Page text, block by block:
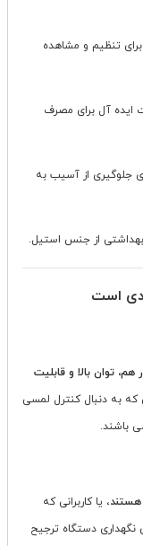
تنظیم و مشاهده
ایده آل برای مصرف
جلوگیری از آسیب به
بهداشتی از جنس استیل.
است
توان بالا و قابلیت
به دنبال کنترل لمسی
باشند.
هستند، یا کاربرانی که
نگهداری دستگاه ترجیح